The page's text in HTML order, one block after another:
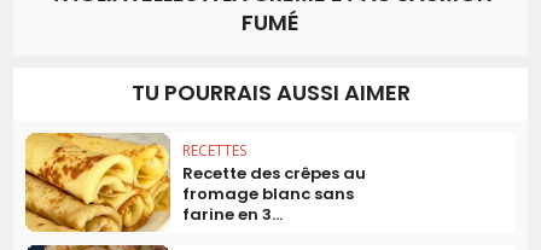
FUMÉ
TU POURRAIS AUSSI AIMER
RECETTES
Recette des crêpes au
fromage blanc sans
farine en 3...